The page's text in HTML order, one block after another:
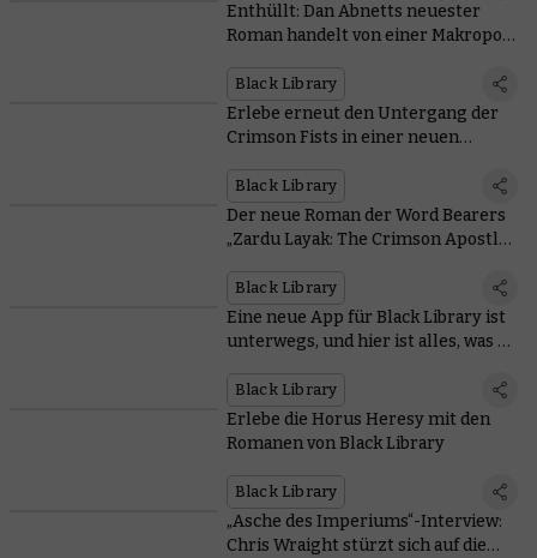
Enthüllt: Dan Abnetts neuester
Roman handelt von einer Makropole
Black Library
Erlebe erneut den Untergang der
Crimson Fists in einer neuen
Black Library
Der neue Roman der Word Bearers
„Zardu Layak: The Crimson Apostle“
Black Library
Eine neue App für Black Library ist
unterwegs, und hier ist alles, was du
Black Library
Erlebe die Horus Heresy mit den
Romanen von Black Library
Black Library
„Asche des Imperiums“-Interview:
Chris Wraight stürzt sich auf die